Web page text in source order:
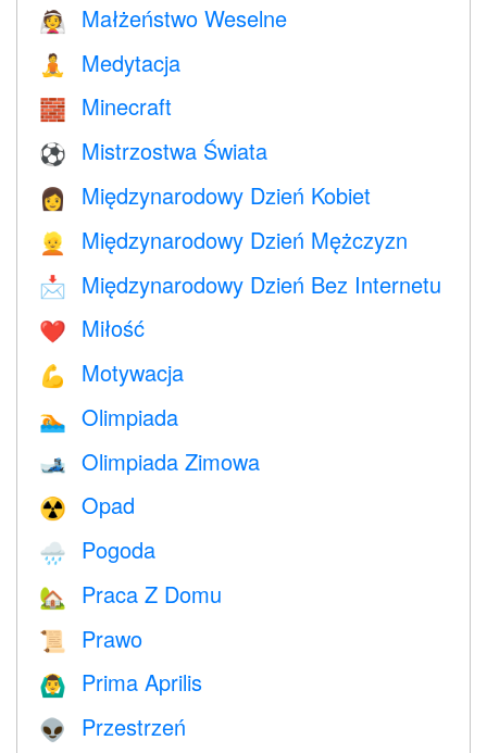
👰 Małżeństwo Weselne
🧘 Medytacja
🧱 Minecraft
⚽ Mistrzostwa Świata
👩 Międzynarodowy Dzień Kobiet
👱 Międzynarodowy Dzień Mężczyzn
📩 Międzynarodowy Dzień Bez Internetu
❤️️ Miłość
💪 Motywacja
🏊 Olimpiada
🎿 Olimpiada Zimowa
☢️ Opad
🌧 Pogoda
🏡 Praca Z Domu
📜 Prawo
🙆‍♂️ Prima Aprilis
👽 Przestrzeń